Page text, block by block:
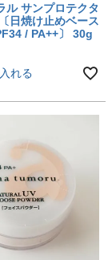
ル サンプロテクタ
日焼け止めベース
/ PA++〕 30g
れる